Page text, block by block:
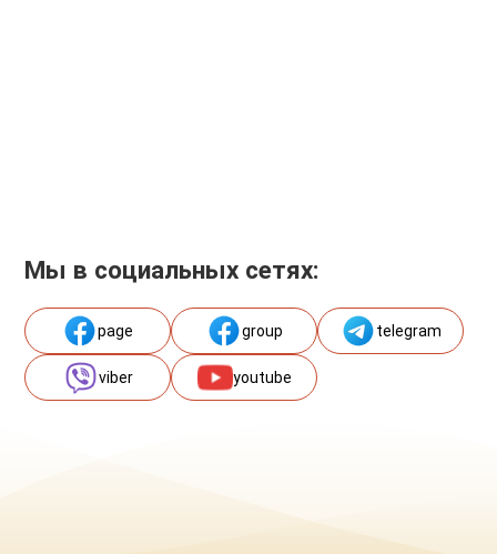
Мы в социальных сетях:
page group telegram
viber youtube